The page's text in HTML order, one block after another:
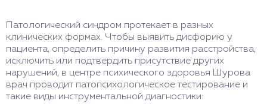
Патологический синдром протекает в разных
клинических формах. Чтобы выявить дисфорию у
пациента, определить причину развития расстройства,
исключить или подтвердить присутствие других
нарушений, в центре психического здоровья Шурова
врач проводит патопсихологическое тестирование и
такие виды инструментальной диагностики: